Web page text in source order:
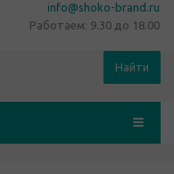
info@shoko-brand.ru
Работаем: 9.30 до 18.00
Найти